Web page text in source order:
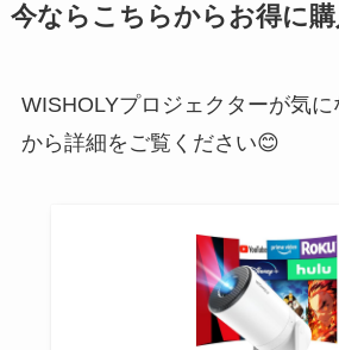
今ならこちらからお得に購
WISHOLYプロジェクターが気
から詳細をご覧ください😊